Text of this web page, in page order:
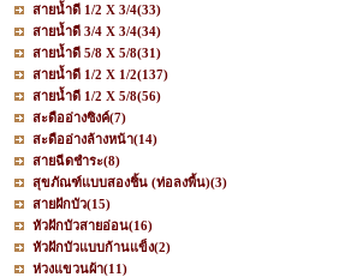
สายน้ำดี 1/2 X 3/4(33)
สายน้ำดี 3/4 X 3/4(34)
สายน้ำดี 5/8 X 5/8(31)
สายน้ำดี 1/2 X 1/2(137)
สายน้ำดี 1/2 X 5/8(56)
สะดืออ่างซิงค์(7)
สะดืออ่างล้างหน้า(14)
สายฉีดชำระ(8)
สุขภัณฑ์แบบสองชิ้น (ท่อลงพื้น)(3)
สายฝักบัว(15)
หัวฝักบัวสายอ่อน(16)
หัวฝักบัวแบบก้านแข็ง(2)
ห่วงแขวนผ้า(11)